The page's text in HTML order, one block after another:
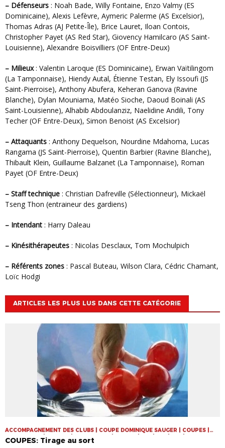
– Défenseurs : Noah Bade, Willy Fontaine, Enzo Valmy (ES
Dominicaine), Alexis Lefèvre, Aymeric Palerme (AS Excelsior),
Thomas Adras (AJ Petite-Île), Brice Lauret, Iloan Contois,
Christopher Payet (AS Red Star), Giovency Hamilcaro (AS Saint-
Louisienne), Alexandre Boisvilliers (OF Entre-Deux)
– Milieux: Valentin Laroque (ES Dominicaine), Erwan Vaïtilingom
(La Tamponnaise), Hiendy Autal, Étienne Testan, Ely Issoufi (JS
Saint-Pierroise), Anthony Abufera, Keheran Ganova (Ravine
Blanche), Dylan Mouniama, Matéo Sioche, Daoud Boinali (AS
Saint-Louisienne), Alhabib Abdoulanziz, Naelidine Andili, Tony
Techer (OF Entre-Deux), Simon Benoist (AS Excelsior)
– Attaquants : Anthony Dequelson, Nourdine Mdahoma, Lucas
Rangama (JS Saint-Pierroise), Quentin Barbier (Ravine Blanche),
Thibault Klein, Guillaume Balzanet (La Tamponnaise), Roman
Payet (OF Entre-Deux)
– Staff technique : Christian Dafreville (Sélectionneur), Mickaël
Tseng Thon (entraineur des gardiens)
– Intendant : Harry Daleau
– Kinésithérapeutes : Nicolas Desclaux, Tom Mochulpich
– Référents zones : Pascal Buteau, Wilson Clara, Cédric Chamant,
Loïc Hodgi
ARTICLES LES PLUS LUS DANS CETTE CATÉGORIE
ACCOMPAGNEMENT DES CLUBS | COUPE DOMINIQUE SAUGER | COUPES |
FOOT LOISIR | FUTSAL | INFOS-LIGUE | JEUNES | U14 | U15 | U17 | VIE DES
CLUBS
COUPES: Tirage au sort